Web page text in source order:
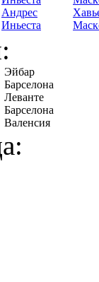
Андрес
Иньеста
Эйбар
Барселона
Леванте
Барселона
Валенсия